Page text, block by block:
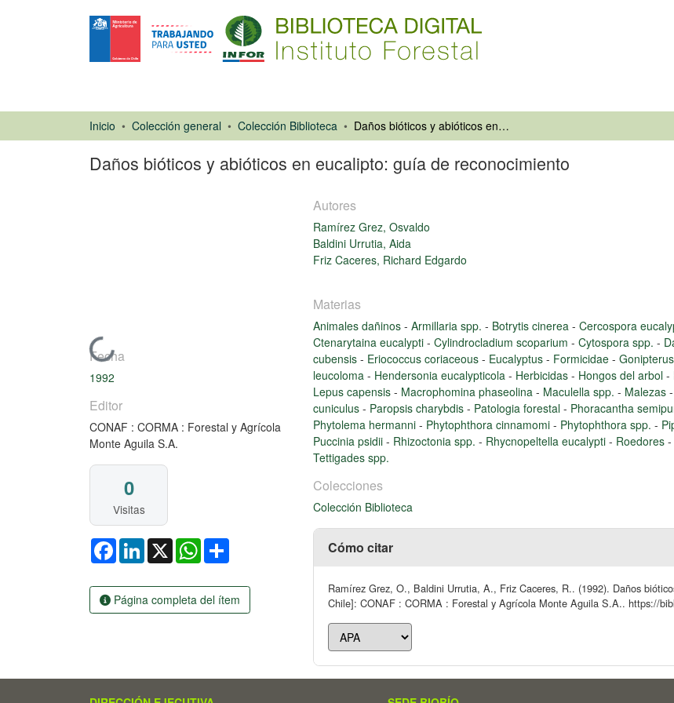
Inicio Colección general Colección Biblioteca Daños bióticos y abióticos en eucalipto: guía de reconocimiento
Daños bióticos y abióticos en eucalipto: guía de reconocimiento
Cargando...
Fecha
1992
Editor
CONAF : CORMA : Forestal y Agrícola
Monte Aguila S.A.
0
Visitas
FacebookLinkedIn
X WhatsApp
Página completa del ítem
Autores
Ramírez Grez, Osvaldo
Baldini Urrutia, Aida
Friz Caceres, Richard Edgardo
Materias
Animales dañinos - Armillaria spp. - Botrytis cinerea - Cercospora
Ctenarytaina eucalypti - Cylindrocladium scoparium - Cytospora spp. -
cubensis - Eriococcus coriaceous - Eucalyptus - Formicidae -
leucoloma - Hendersonia eucalypticola - Herbicidas - Hongos del arbol -
Lepus capensis - Macrophomina phaseolina - Maculella spp. - Malezas -
cuniculus - Paropsis charybdis - Patologia forestal - Phoracantha
Phytolema hermanni - Phytophthora cinnamomi - Phytophthora spp. -
Puccinia psidii - Rhizoctonia spp. - Rhycnopeltella eucalypti - Roedores -
Tettigades spp.
Colecciones
Colección Biblioteca
Cómo citar
Ramírez Grez, O., Baldini Urrutia, A., Friz Caceres, R.. (1992). Daños
Chile]: CONAF : CORMA : Forestal y Agrícola Monte Aguila S.A.. https://